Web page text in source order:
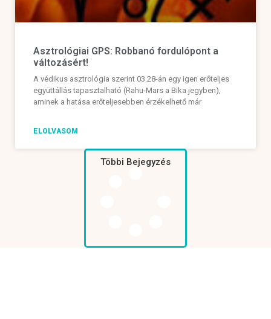
Asztrológiai GPS: Robbanó fordulópont a
változásért!
A védikus asztrológia szerint 03.28-án egy igen erőteljes
együttállás tapasztalható (Rahu-Mars a Bika jegyben),
aminek a hatása erőteljesebben érzékelhető már
ELOLVASOM
Többi Bejegyzés